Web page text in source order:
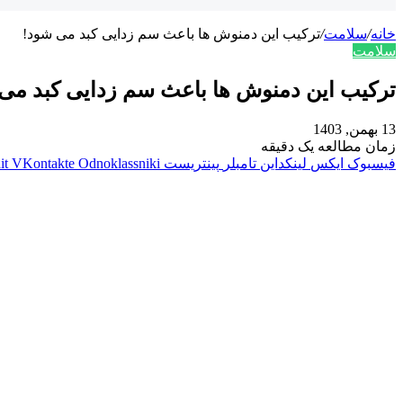
خانه/سلامت/ترکیب این دمنوش ها باعث سم زدایی کبد می شود!
سلامت
ترکیب این دمنوش ها باعث سم زدایی کبد
13 بهمن, 1403
زمان مطالعه یک دقیقه
فیسبوک ایکس لینکداین تامبلر پینتریست VKontakte Odnoklassniki